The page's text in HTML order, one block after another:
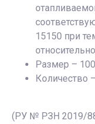
15150 при
Размер –
Количество
(РУ № РЗН 2019/